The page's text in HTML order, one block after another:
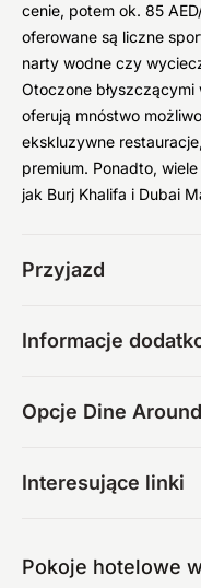
cenie, potem ok. 85
oferowane są liczne
narty wodne czy
Otoczone
oferują mnóstwo
ekskluzywne
premium. Ponadto,
jak Burj Khalifa i Dubai
Przyjazd
Informacje
Opcje Dine Around
Interesujące linki
Pokoje hotelowe